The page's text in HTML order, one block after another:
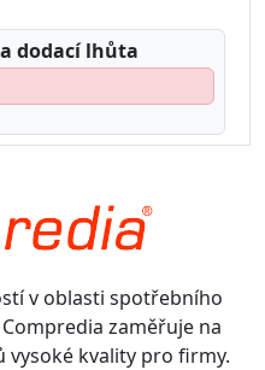
dodací lhůta
v oblasti spotřebního
zaměřuje na
vysoké kvality pro firmy.